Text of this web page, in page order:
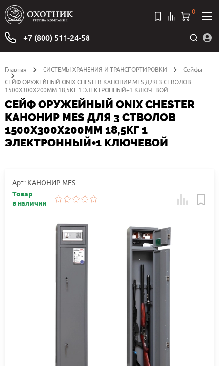
+7 (800) 511-24-58
0
Главная СИСТЕМЫ ХРАНЕНИЯ И ТРАНСПОРТИРОВКИ
Сейфы
СЕЙФ ОРУЖЕЙНЫЙ ONIX CHESTER КАНОНИР MES ДЛЯ 3 СТВОЛОВ
1500Х300Х200ММ 18,5КГ 1 ЭЛЕКТРОННЫЙ+1 КЛЮЧЕВОЙ
СЕЙФ ОРУЖЕЙНЫЙ ONIX CHESTER
КАНОНИР MES ДЛЯ 3 СТВОЛОВ
1500Х300Х200ММ 18,5КГ 1
ЭЛЕКТРОННЫЙ+1 КЛЮЧЕВОЙ
Арт.: КАНОНИР MES
Товар
в наличии